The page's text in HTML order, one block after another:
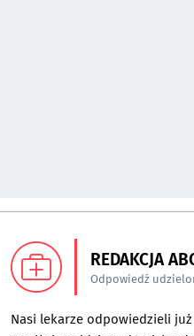
REDAKCJA
Odpowiedź
Nasi lekarze odpowiedzieli